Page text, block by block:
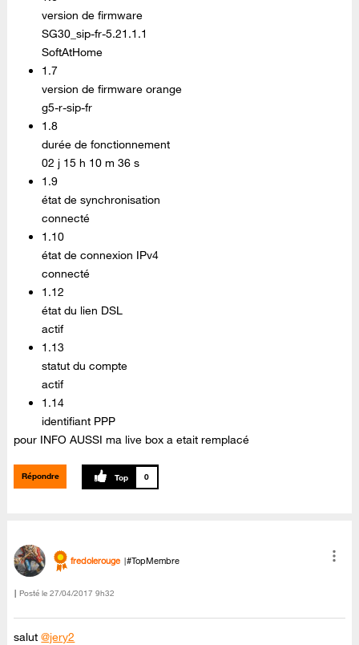
version de firmware
SG30_sip-fr-5.21.1.1
SoftAtHome
1.7
version de firmware orange
g5-r-sip-fr
1.8
durée de fonctionnement
02 j 15 h 10 m 36 s
1.9
état de synchronisation
connecté
1.10
état de connexion IPv4
connecté
1.12
état du lien DSL
actif
1.13
statut du compte
actif
1.14
identifiant PPP
pour INFO AUSSI ma live box a etait remplacé
Répondre 0
fredolerouge #TopMembre
Posté le ‎27/04/2017 9h32
salut@jery2